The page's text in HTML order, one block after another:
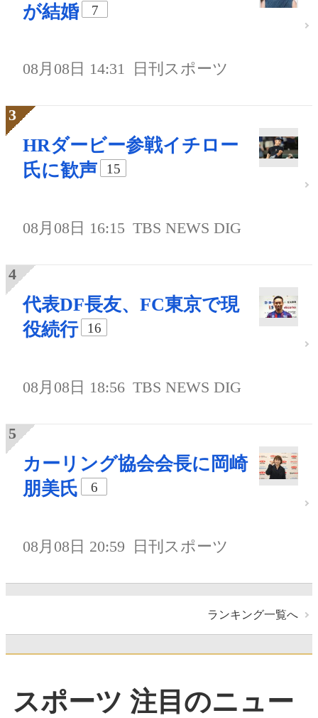
が結婚
7
08月08日 14:31 日刊スポーツ
HRダービー参戦イチロー
氏に歓声
15
08月08日 16:15 TBS NEWS DIG
代表DF長友、FC東京で現
役続行
16
08月08日 18:56 TBS NEWS DIG
カーリング協会会長に岡崎
朋美氏
6
08月08日 20:59 日刊スポーツ
ランキング一覧へ
スポーツ 注目のニュー